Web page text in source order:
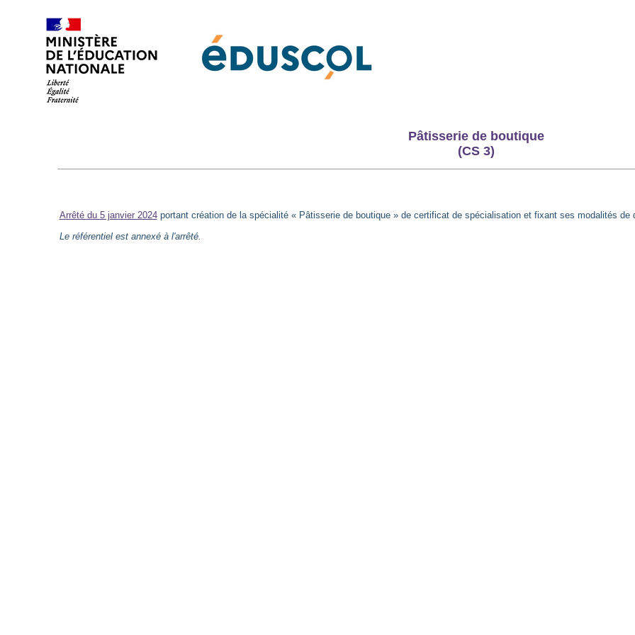
Pâtisserie de boutique
(CS 3)
Arrêté du 5 janvier 2024portant création de la spécialité « Pâtisserie de boutique » de certificat de spécialisation et fixant ses modalités de
Le référentiel est annexé à l'arrêté.